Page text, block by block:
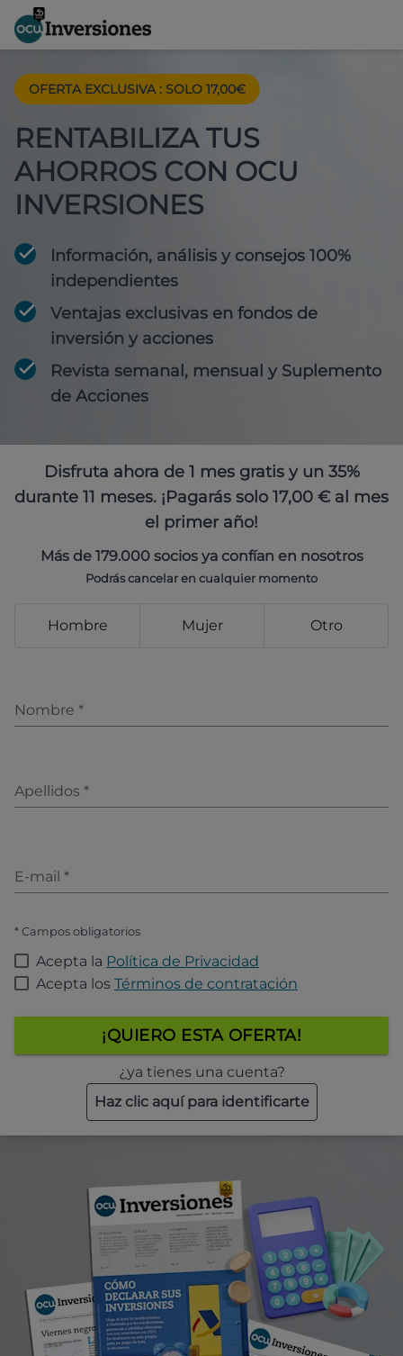
OFERTA EXCLUSIVA : SOLO 17,00€
RENTABILIZA TUS
AHORROS CON OCU
INVERSIONES
Información, análisis y consejos 100%
independientes
Ventajas exclusivas en fondos de
inversión y acciones
Revista semanal, mensual y Suplemento
de Acciones
Disfruta ahora de 1 mes gratis y un 35%
durante 11 meses. ¡Pagarás solo 17,00 € al mes
el primer año!
Más de 179.000 socios ya confían en nosotros
Podrás cancelar en cualquier momento
Hombre Mujer Otro
Nombre *
Apellidos *
E-mail *
* Campos obligatorios
Acepta la Política de Privacidad
Acepta los Términos de contratación
¡QUIERO ESTA OFERTA!
¿ya tienes una cuenta?
Haz clic aquí para identificarte